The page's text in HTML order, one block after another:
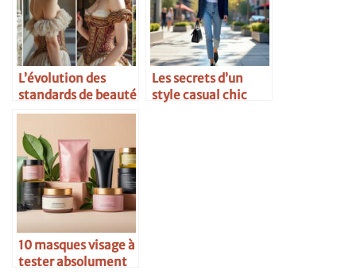
L’évolution des
standards de beauté
au fil du temps
Les secrets d’un
style casual chic
10 masques visage à
tester absolument